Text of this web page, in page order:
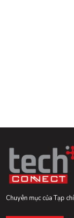
Chuyên mục của Tạp